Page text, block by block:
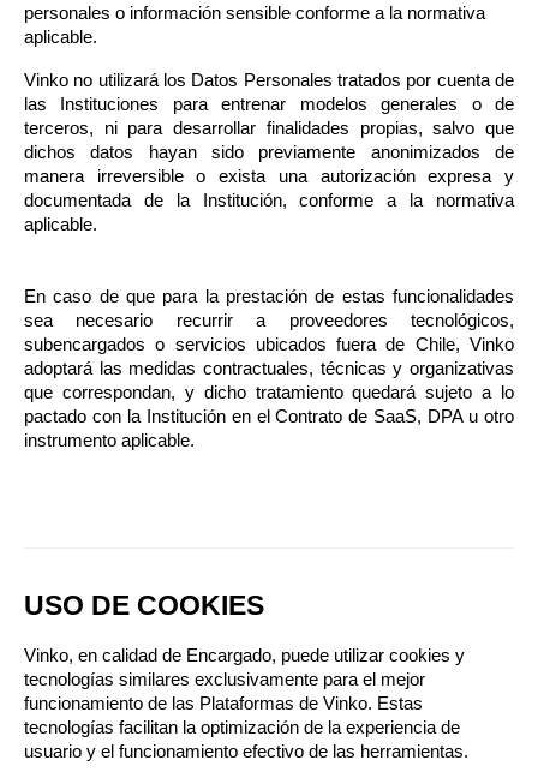
personales o información sensible conforme a la normativa
aplicable.
Vinko no utilizará los Datos Personales tratados por cuenta de
las Instituciones para entrenar modelos generales o de
terceros, ni para desarrollar finalidades propias, salvo que
dichos datos hayan sido previamente anonimizados de
manera irreversible o exista una autorización expresa y
documentada de la Institución, conforme a la normativa
aplicable.
En caso de que para la prestación de estas funcionalidades
sea necesario recurrir a proveedores tecnológicos,
subencargados o servicios ubicados fuera de Chile, Vinko
adoptará las medidas contractuales, técnicas y organizativas
que correspondan, y dicho tratamiento quedará sujeto a lo
pactado con la Institución en el Contrato de SaaS, DPA u otro
instrumento aplicable.
USO DE COOKIES
Vinko, en calidad de Encargado, puede utilizar cookies y
tecnologías similares exclusivamente para el mejor
funcionamiento de las Plataformas de Vinko. Estas
tecnologías facilitan la optimización de la experiencia de
usuario y el funcionamiento efectivo de las herramientas.